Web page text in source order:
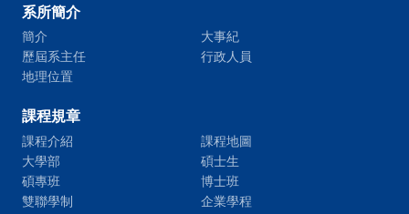
系所簡介
簡介
大事紀
歷屆系主任
行政人員
地理位置
課程規章
課程介紹
課程地圖
大學部
碩士生
碩專班
博士班
雙聯學制
企業學程